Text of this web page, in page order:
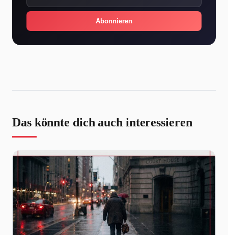
Abonnieren
Das könnte dich auch interessieren